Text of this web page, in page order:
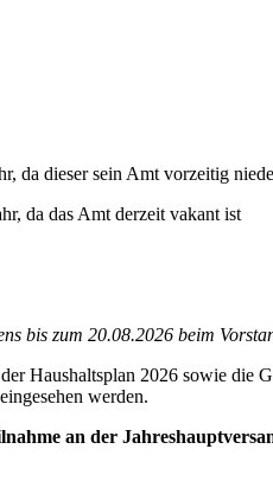
da dieser sein Amt vorzeitig
da das Amt derzeit vakant ist
bis zum 20.08.2026 beim
Haushaltsplan 2026 sowie die
werden.
an der